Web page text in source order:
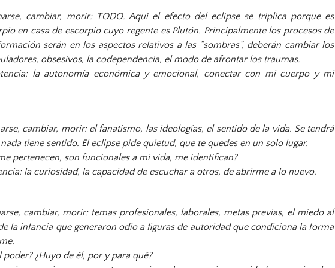
cambiar, morir: TODO. Aquí el efecto del eclipse se triplica porque es
en casa de escorpio cuyo regente es Plutón. Principalmente los procesos de
serán en los aspectos relativos a las “sombras”, deberán cambiar los
obsesivos, la codependencia, el modo de afrontar los traumas.
la autonomía económica y emocional, conectar con mi cuerpo y mi
cambiar, morir: el fanatismo, las ideologías, el sentido de la vida. Se tendrá
tiene sentido. El eclipse pide quietud, que te quedes en un solo lugar.
pertenecen, son funcionales a mi vida, me identifican?
la curiosidad, la capacidad de escuchar a otros, de abrirme a lo nuevo.
cambiar, morir: temas profesionales, laborales, metas previas, el miedo al
la infancia que generaron odio a figuras de autoridad que condiciona la forma
poder? ¿Huyo de él, por y para qué?